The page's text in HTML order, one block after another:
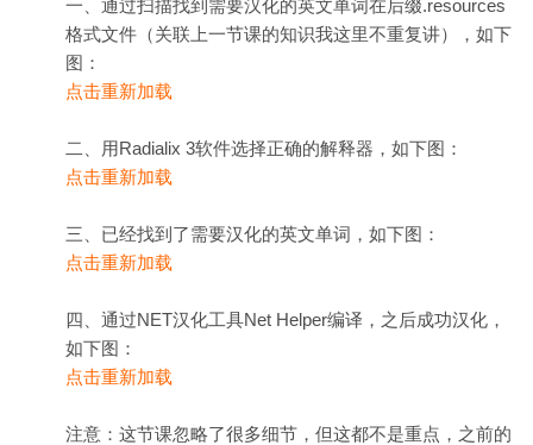
一、通过扫描找到需要汉化的英文单词在后缀.resources
格式文件（关联上一节课的知识我这里不重复讲），如下
图：
点击重新加载
二、用Radialix 3软件选择正确的解释器，如下图：
点击重新加载
三、已经找到了需要汉化的英文单词，如下图：
点击重新加载
四、通过NET汉化工具Net Helper编译，之后成功汉化，
如下图：
点击重新加载
注意：这节课忽略了很多细节，但这都不是重点，之前的